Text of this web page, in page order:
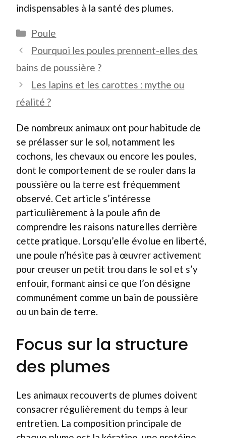
indispensables à la santé des plumes.
Catégories
Poule
Pourquoi les poules prennent-elles des
bains de poussière ?
Les lapins et les carottes : mythe ou
réalité ?
De nombreux animaux ont pour habitude de
se prélasser sur le sol, notamment les
cochons, les chevaux ou encore les poules,
dont le comportement de se rouler dans la
poussière ou la terre est fréquemment
observé. Cet article s’intéresse
particulièrement à la poule afin de
comprendre les raisons naturelles derrière
cette pratique. Lorsqu’elle évolue en liberté,
une poule n’hésite pas à œuvrer activement
pour creuser un petit trou dans le sol et s’y
enfouir, formant ainsi ce que l’on désigne
communément comme un bain de poussière
ou un bain de terre.
Focus sur la structure
des plumes
Les animaux recouverts de plumes doivent
consacrer régulièrement du temps à leur
entretien. La composition principale de